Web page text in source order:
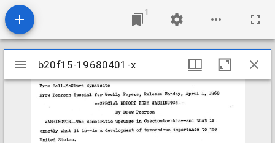
1
Mirador
viewer
b20f15-19680401-x
b20f15-19680401-x